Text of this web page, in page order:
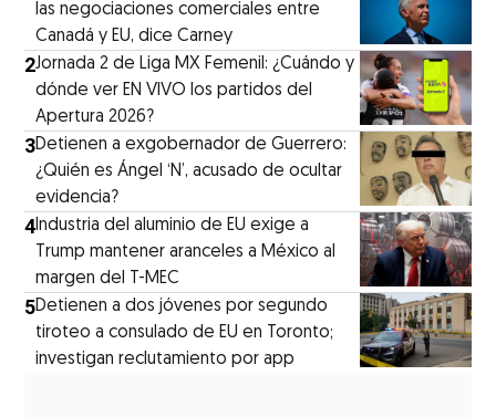
las negociaciones comerciales entre
Canadá y EU, dice Carney
2Jornada 2 de Liga MX Femenil: ¿Cuándo y
dónde ver EN VIVO los partidos del
Apertura 2026?
3Detienen a exgobernador de Guerrero:
¿Quién es Ángel ‘N’, acusado de ocultar
evidencia?
4Industria del aluminio de EU exige a
Trump mantener aranceles a México al
margen del T-MEC
5Detienen a dos jóvenes por segundo
tiroteo a consulado de EU en Toronto;
investigan reclutamiento por app